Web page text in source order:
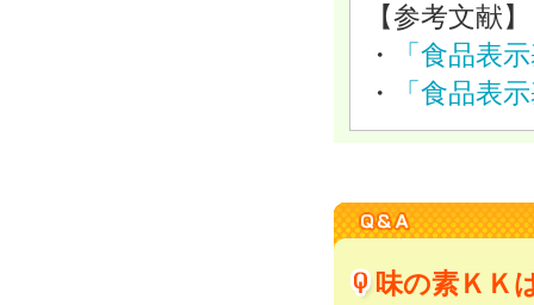
【参考文献】
・
「食品表
・
「食品表
味の素ＫＫ